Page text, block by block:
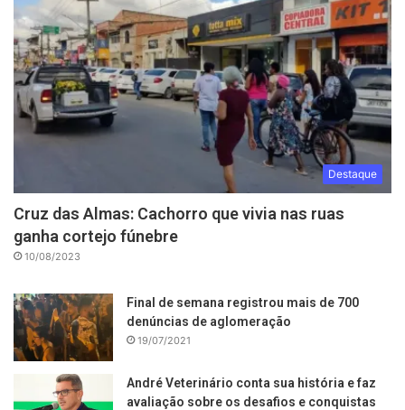
Destaque
Cruz das Almas: Cachorro que vivia nas ruas
ganha cortejo fúnebre
10/08/2023
Final de semana registrou mais de 700
denúncias de aglomeração
19/07/2021
André Veterinário conta sua história e faz
avaliação sobre os desafios e conquistas